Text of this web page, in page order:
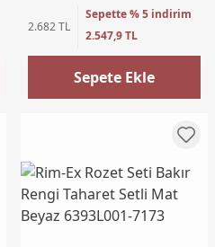
2.682 TL
Sepette % 5 indirim
2.547,9 TL
Sepete Ekle